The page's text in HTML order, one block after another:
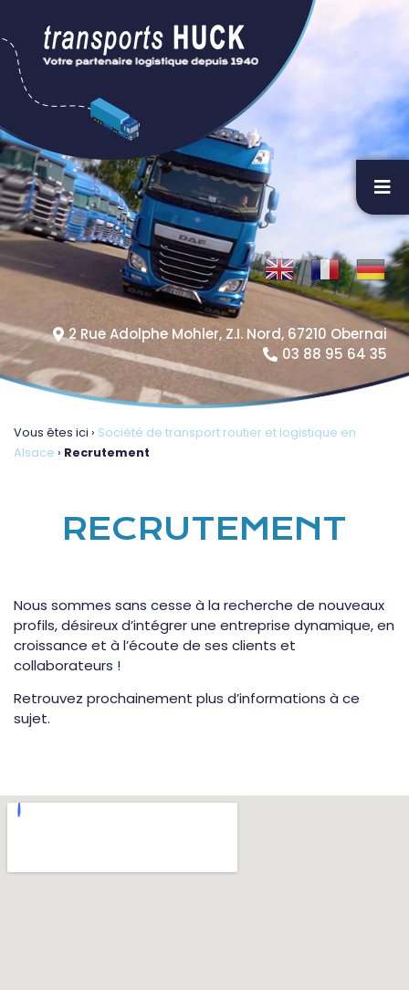
2 Rue Adolphe Mohler, Z.I. Nord, 67210 Obernai
03 88 95 64 35
Vous êtes ici › Société de transport routier et logistique en
Alsace › Recrutement
RECRUTEMENT
Nous sommes sans cesse à la recherche de nouveaux
profils, désireux d’intégrer une entreprise dynamique, en
croissance et à l’écoute de ses clients et
collaborateurs !
Retrouvez prochainement plus d’informations à ce
sujet.